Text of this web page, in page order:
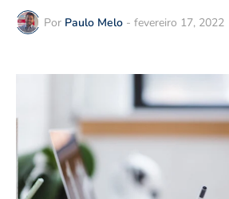
Por Paulo Melo - fevereiro 17, 2022